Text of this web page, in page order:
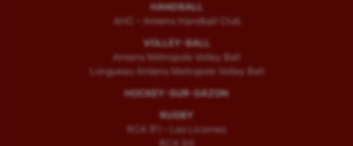
HANDBALL
AHC – Amiens Handball Club
VOLLEY-BALL
Amiens Métropole Volley Ball
Longueau Amiens Metropole Volley Ball
HOCKEY-SUR-GAZON
RUGBY
RCA (F) – Les Licornes
RCA (H)